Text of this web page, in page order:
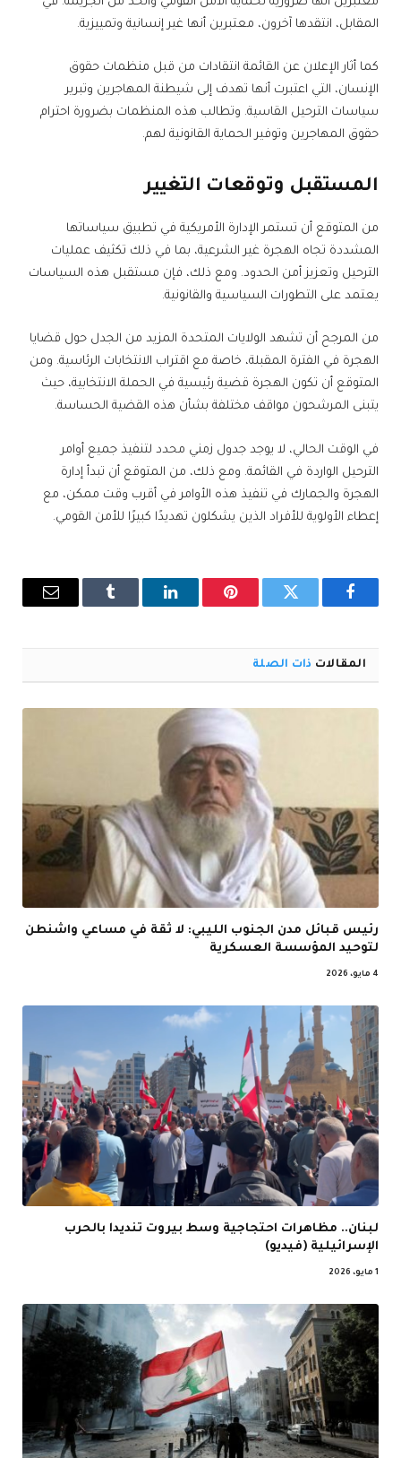
المقابل، انتقدها آخرون، معتبرين أنها غير إنسانية وتمييزية.
كما أثار الإعلان عن القائمة انتقادات من قبل منظمات حقوق
الإنسان، التي اعتبرت أنها تهدف إلى شيطنة المهاجرين وتبرير
سياسات الترحيل القاسية. وتطالب هذه المنظمات بضرورة احترام
حقوق المهاجرين وتوفير الحماية القانونية لهم.
المستقبل وتوقعات التغيير
من المتوقع أن تستمر الإدارة الأمريكية في تطبيق سياساتها
المشددة تجاه الهجرة غير الشرعية، بما في ذلك تكثيف عمليات
الترحيل وتعزيز أمن الحدود. ومع ذلك، فإن مستقبل هذه السياسات
يعتمد على التطورات السياسية والقانونية.
من المرجح أن تشهد الولايات المتحدة المزيد من الجدل حول قضايا
الهجرة في الفترة المقبلة، خاصة مع اقتراب الانتخابات الرئاسية. ومن
المتوقع أن تكون الهجرة قضية رئيسية في الحملة الانتخابية، حيث
يتبنى المرشحون مواقف مختلفة بشأن هذه القضية الحساسة.
في الوقت الحالي، لا يوجد جدول زمني محدد لتنفيذ جميع أوامر
الترحيل الواردة في القائمة. ومع ذلك، من المتوقع أن تبدأ إدارة
الهجرة والجمارك في تنفيذ هذه الأوامر في أقرب وقت ممكن، مع
إعطاء الأولوية للأفراد الذين يشكلون تهديدًا كبيرًا للأمن القومي.
فيسبوك تويتر بينتيريستلينكدإن Tumblr
البريد
المقالات ذات الصلة
رئيس قبائل مدن الجنوب الليبي: لا ثقة في مساعي واشنطن
لتوحيد المؤسسة العسكرية
4 مايو، 2026
لبنان.. مظاهرات احتجاجية وسط بيروت تنديدا بالحرب
الإسرائيلية (فيديو)
1 مايو، 2026